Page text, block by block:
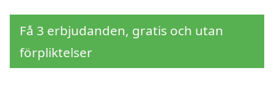
Få 3 erbjudanden, gratis och utan
förpliktelser